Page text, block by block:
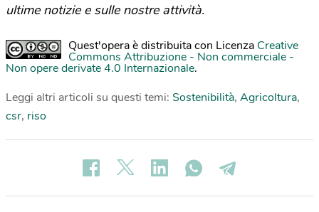
ultime notizie e sulle nostre attività.
Quest'opera è distribuita con Licenza Creative
Commons Attribuzione - Non commerciale -
Non opere derivate 4.0 Internazionale.
Leggi altri articoli su questi temi: Sostenibilità, Agricoltura,
csr, riso